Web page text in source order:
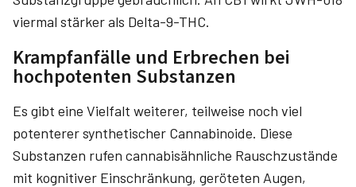
viermal stärker als Delta-9-THC.
Krampfanfälle und Erbrechen bei
hochpotenten Substanzen
Es gibt eine Vielfalt weiterer, teilweise noch viel
potenterer synthetischer Cannabinoide. Diese
Substanzen rufen cannabisähnliche Rauschzustände
mit kognitiver Einschränkung, geröteten Augen,